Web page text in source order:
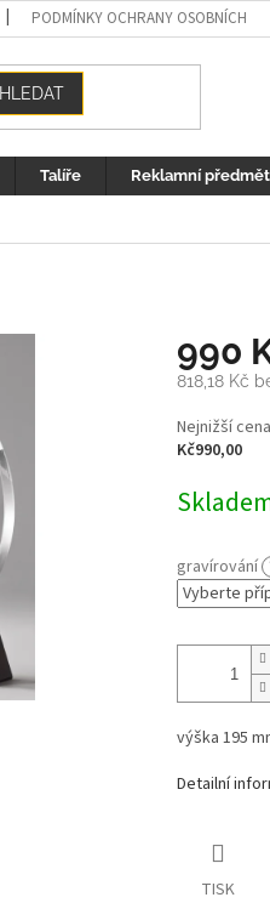
PODMÍNKY OCHRANY OSOBNÍCH
HLEDAT
Talíře Reklamní
990
818,18 Kč
Měrná
cena:
Nejnižší
Kč990,00
gravírování
výška 195
Detailní
TISK